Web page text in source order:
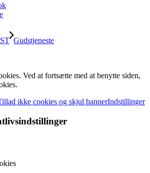
Gudstjeneste
Ved at fortsætte med at benytte siden,
ikke cookies og skjul bannerIndstillinger